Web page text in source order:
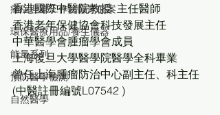
痛症理療工作坊臨床個案
環保醫療用品/養生儀器
能量系列
預防醫學檢測
自然醫學
香港國際中醫院教授. 主任醫師
香港老年保健協會科技發展主任
中華醫學會腫瘤學會成員
上海復旦大學醫學院醫學全科畢業
曾任上海腫瘤防治中心副主任、科主任
(中醫註冊編號L07542 )